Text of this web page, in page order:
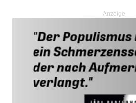
Anzeige